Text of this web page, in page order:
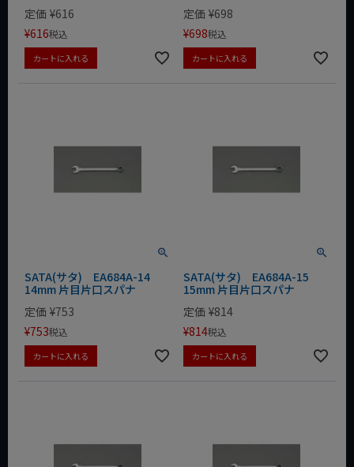
定価 ¥616
¥616税込
カートに入れる
定価 ¥698
¥698税込
カートに入れる
SATA(サタ) EA684A-14
14mm 片目片口スパナ
定価 ¥753
¥753税込
カートに入れる
SATA(サタ) EA684A-15
15mm 片目片口スパナ
定価 ¥814
¥814税込
カートに入れる